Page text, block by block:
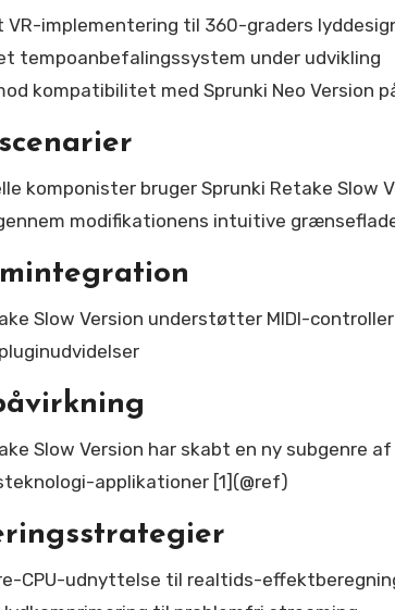
VR-implementering til 360-graders
tempoanbefalingssystem under udvikling
kompatibilitet med Sprunki Neo Version
komponister bruger Sprunki Retake
modifikationens intuitive
Slow Version understøtter MIDI-
Slow Version har skabt en ny subgenre
applikationer [1](@ref)
CPU-udnyttelse til realtids-